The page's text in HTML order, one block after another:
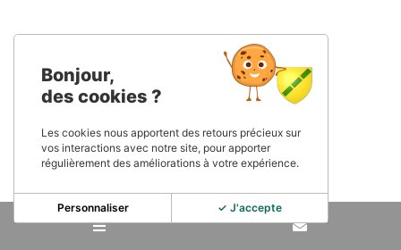
Bonjour,
des cookies ?
Les cookies nous apportent des retours précieux sur
vos interactions avec notre site, pour apporter
régulièrement des améliorations à votre expérience.
✓ J'accepte
Personnaliser